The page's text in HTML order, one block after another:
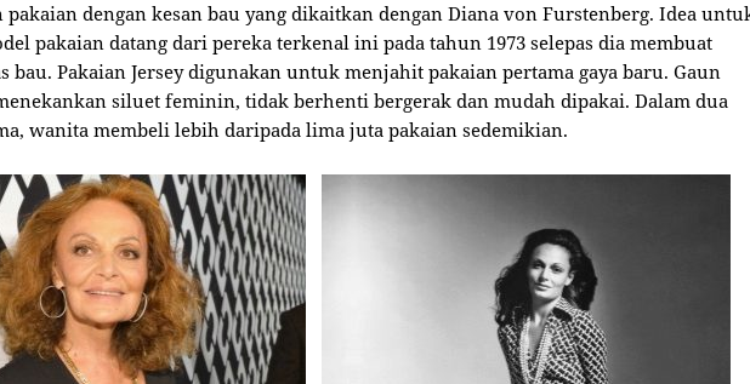
dengan kesan bau yang dikaitkan dengan Diana von Furstenberg. Idea
pakaian datang dari pereka terkenal ini pada tahun 1973 selepas dia membuat
bau. Pakaian Jersey digunakan untuk menjahit pakaian pertama gaya baru. Gaun
siluet feminin, tidak berhenti bergerak dan mudah dipakai. Dalam dua
wanita membeli lebih daripada lima juta pakaian sedemikian.